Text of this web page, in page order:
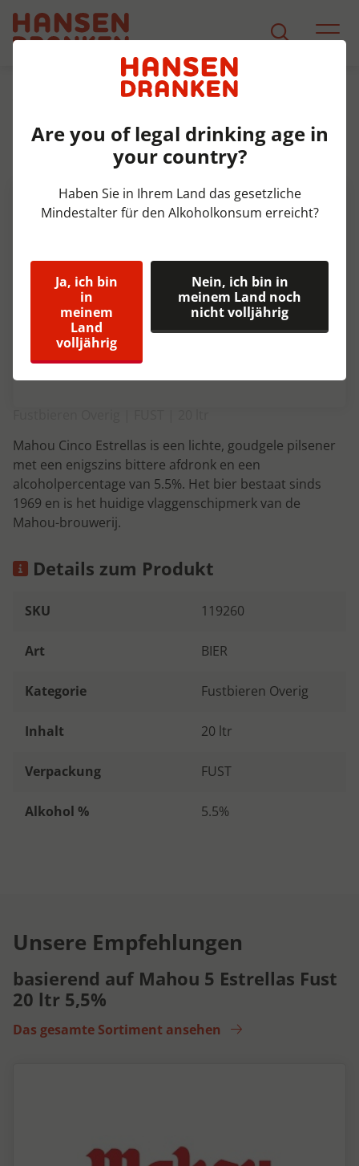
Produkt Detail
Mahou 5 Estrellas Fust 20 ltr
Mahou Cinco Estrellas is een lichte, goudgele pilsener
met een enigszins bittere afdronk en een
alcoholpercentage van 5.5%. Het bier bestaat sinds
1969 en is het huidige vlaggenschipmerk van de
Mahou-brouwerij.
Details zum Produkt
SKU 119260
Art BIER
Kategorie Fustbieren Overig
Inhalt 20 ltr
Verpackung FUST
Alkohol % 5.5%
Unsere Empfehlungen
basierend auf Mahou 5 Estrellas Fust
20 ltr 5,5%
Das gesamte Sortiment ansehen
Are you of legal drinking age in
your country?
Haben Sie in Ihrem Land das gesetzliche
Mindestalter für den Alkoholkonsum erreicht?
Ja, ich bin
in
meinem
Land
volljährig
Nein, ich bin in
meinem Land noch
nicht volljährig